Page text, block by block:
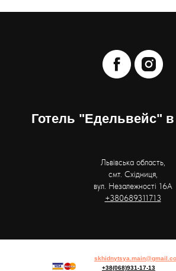
Готель "Едельвейс" в
Львівська область,
смт. Східниця,
вул. Незалежності 16А
+380689311713
+38(068)931-17-13